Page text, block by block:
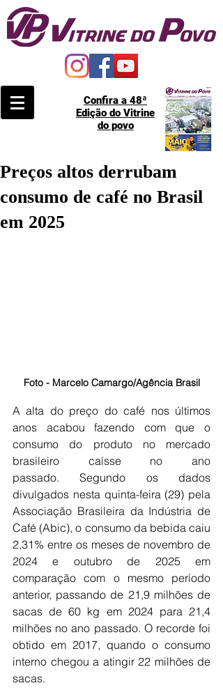
Confira a 48ª
Edição do Vitrine
do povo
Preços altos derrubam
consumo de café no Brasil
em 2025
Foto - Marcelo Camargo/Agência Brasil
A alta do preço do café nos últimos
anos acabou fazendo com que o
consumo do produto no mercado
brasileiro caísse no ano
passado. Segundo os dados
divulgados nesta quinta-feira (29) pela
Associação Brasileira da Indústria de
Café (Abic), o consumo da bebida caiu
2,31% entre os meses de novembro de
2024 e outubro de 2025 em
comparação com o mesmo período
anterior, passando de 21,9 milhões de
sacas de 60 kg em 2024 para 21,4
milhões no ano passado. O recorde foi
obtido em 2017, quando o consumo
interno chegou a atingir 22 milhões de
sacas.